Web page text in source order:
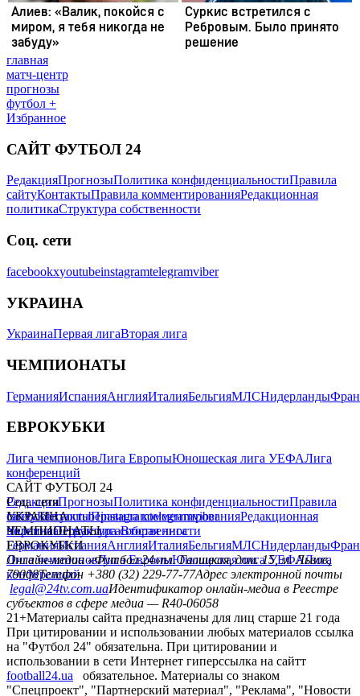
главная
матч-центр
прогнозы
футбол +
Избранное
САЙТ ФУТБОЛ 24
РедакцияПрогнозыПолитика конфиденциальностиПравила
сайтуКонтактыПравила комментированияРедакционная
политикаСтруктура собственности
Соц. сети
facebookxyoutubeinstagramtelegramviber
УКРАИНА
УкраинаПервая лигаВторая лига
ЧЕМПИОНАТЫ
ГерманияИспанияАнглияИталияБельгияМЛСНидерланды
ЕВРОКУБКИ
Лига чемпионовЛига ЕвропыЮношеская лига УЕФАЛига
конференций
САЙТ ФУТБОЛ 24
РедакцияПрогнозыПолитика конфиденциальностиПравила
сайтуКонтактыПравила комментированияРедакционная
политикаСтруктура собственности
Соц. сети
facebookxyoutubeinstagramtelegramviber
УКРАИНА
УкраинаПервая лигаВторая лига
ЧЕМПИОНАТЫ
ГерманияИспанияАнглияИталияБельгияМЛСНидерланды
ЕВРОКУБКИ
Лига чемпионовЛига ЕвропыЮношеская лига УЕФАЛига
конференций
Онлайн-медиа «Футбол 24»пл. Галицкая, дом. 15, м. Львов,
79008Телефон +380 (32) 229-77-77Адрес электронной почты
legal@24tv.com.uaИдентификатор онлайн-медиа в Реестре
субъектов в сфере медиа — R40-06058
21+Материалы сайта предназначены для лиц старше 21 года
При цитировании и использовании любых материалов ссылка
на "Футбол 24" обязательна. При цитировании и
использовании в сети Интернет гиперссылка на сайтт
football24.ua
обязательное. Материалы со знаком
"Спецпроект", "Партнерский материал", "Реклама", "Новости